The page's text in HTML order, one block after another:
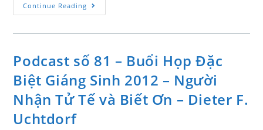
Continue Reading
Podcast số 81 – Buổi Họp Đặc
Biệt Giáng Sinh 2012 – Người
Nhận Tử Tế và Biết Ơn – Dieter F.
Uchtdorf